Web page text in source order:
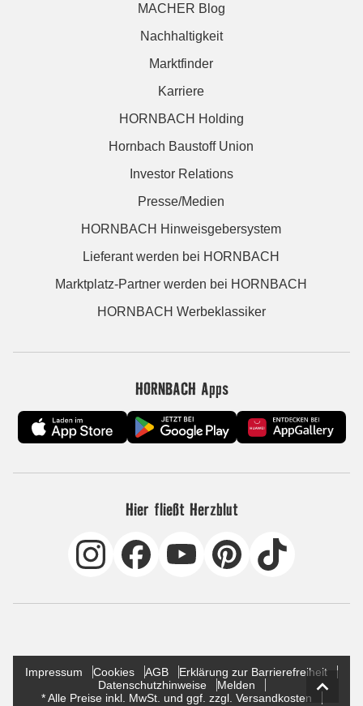
MACHER Blog
Nachhaltigkeit
Marktfinder
Karriere
HORNBACH Holding
Hornbach Baustoff Union
Investor Relations
Presse/Medien
HORNBACH Hinweisgebersystem
Lieferant werden bei HORNBACH
Marktplatz-Partner werden bei HORNBACH
HORNBACH Werbeklassiker
HORNBACH Apps
Hier fließt Herzblut
Impressum Cookies AGB
Erklärung zur Barrierefreiheit
Datenschutzhinweise
Melden
* Alle Preise inkl. MwSt. und ggf. zzgl. Versandkosten